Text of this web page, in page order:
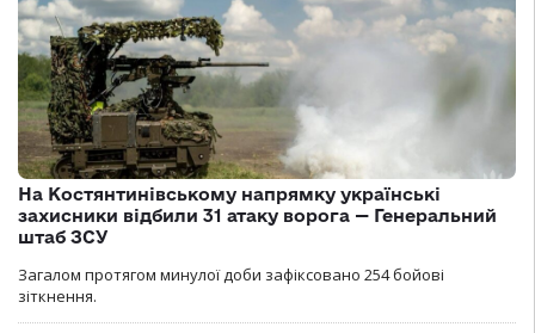
На Костянтинівському напрямку українські
захисники відбили 31 атаку ворога — Генеральний
штаб ЗСУ
Загалом протягом минулої доби зафіксовано 254 бойові
зіткнення.